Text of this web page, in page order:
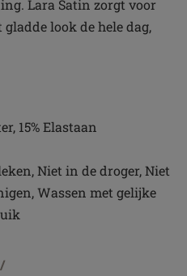
Lara Satin zorgt voor
look de hele dag,
15% Elastaan
Niet in de droger, Niet
Wassen met gelijke